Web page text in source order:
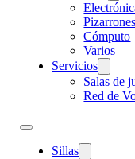
Pizarrones
Cómputo
Varios
Servicios
Salas de
Red de
Sillas